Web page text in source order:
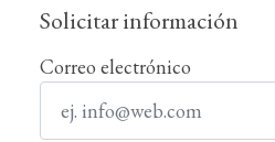
Solicitar información
Correo electrónico